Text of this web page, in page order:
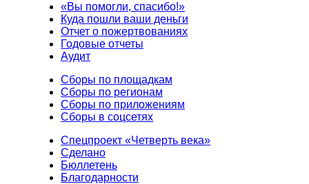
«Вы помогли, спасибо!»
Куда пошли ваши деньги
Отчет о пожертвованиях
Годовые отчеты
Аудит
Сборы по площадкам
Сборы по регионам
Сборы по приложениям
Сборы в соцсетях
Спецпроект «Четверть века»
Сделано
Бюллетень
Благодарности